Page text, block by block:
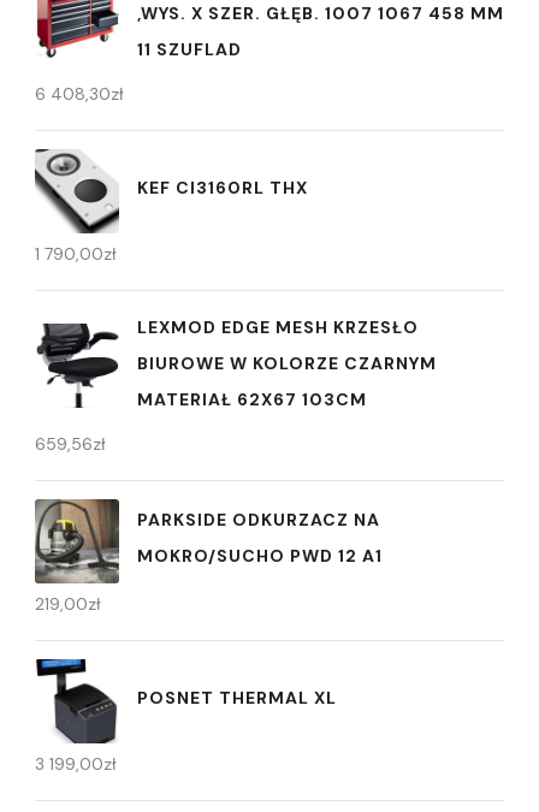
,WYS. X SZER. GŁĘB. 1007 1067 458 MM
11 SZUFLAD
6 408,30zł
KEF CI3160RL THX
1 790,00zł
LEXMOD EDGE MESH KRZESŁO
BIUROWE W KOLORZE CZARNYM
MATERIAŁ 62X67 103CM
659,56zł
PARKSIDE ODKURZACZ NA
MOKRO/SUCHO PWD 12 A1
219,00zł
POSNET THERMAL XL
3 199,00zł